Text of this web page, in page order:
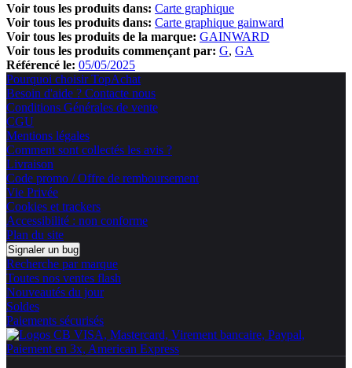
Voir tous les produits dans: Carte graphique
Voir tous les produits dans: Carte graphique gainward
Voir tous les produits de la marque: GAINWARD
Voir tous les produits commençant par: G GA
Référencé le: 05/05/2025
Pourquoi choisir TopAchat
Besoin d'aide ? Contacte nous
Conditions Générales de vente
CGU
Mentions légales
Comment sont collectés les avis ?
Livraison
Code promo / Offre de remboursement
Vie Privée
Cookies et trackers
Accessibilité : non conforme
Plan du site
Signaler un bug
Recherche par marque
Toutes nos ventes flash
Nouveautés du jour
Soldes
Paiements sécurisés